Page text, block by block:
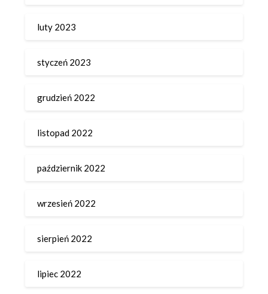
luty 2023
styczeń 2023
grudzień 2022
listopad 2022
październik 2022
wrzesień 2022
sierpień 2022
lipiec 2022